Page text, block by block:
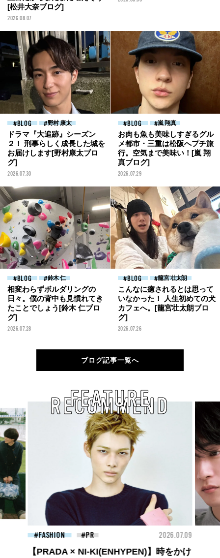
[松井大奈ブログ]
2026.08.07
BLOG 野村 康太
ドラマ『大追跡』シーズン
２！ 刑事らしく成長した城を
お届けします[野村康太ブロ
グ]
2026.07.30
BLOG 嵐 翔真
お肉も魚も美味しすぎるグル
メ都市・三重は松阪へプチ旅
行。空気まで美味い！[嵐 翔
真ブログ]
2026.07.29
BLOG 鈴木 仁
相変わらずボルダリングの
日々。僕の背中も見慣れてき
たことでしょう[鈴木 仁ブロ
グ]
2026.07.28
BLOG 籠宮 壮太朗
こんなに癒されるとは思って
いなかった！ 人生初めての犬
カフェへ。[籠宮壮太朗ブロ
グ]
2026.07.26
ブログ記事一覧へ
RECOMMEND
FEATURE
FASHION 2026.07.09
高橋璃央と、ジュエッテの出会い。夏の